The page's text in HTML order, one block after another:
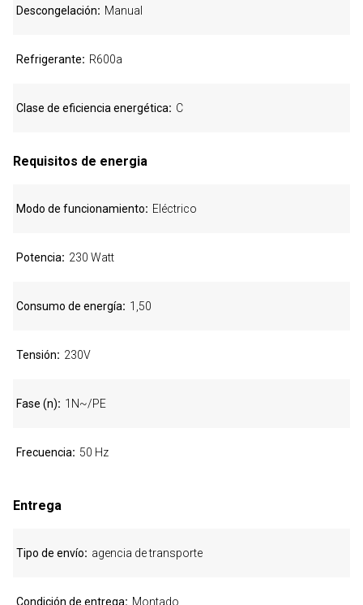
Descongelación Manual
Refrigerante R600a
Clase de eficiencia energética C
Requisitos de energia
Modo de funcionamiento Eléctrico
Potencia 230 Watt
Consumo de energía 1,50
Tensión 230V
Fase (n) 1N~/PE
Frecuencia 50 Hz
Entrega
Tipo de envío agencia de transporte
Condición de entrega Montado